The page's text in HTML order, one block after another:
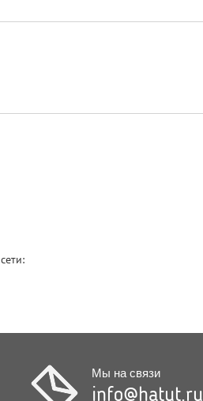
Мы на связи
info@hatut.ru